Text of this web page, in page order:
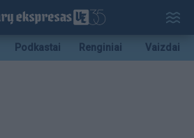
Podkastai Renginiai Vaizdai